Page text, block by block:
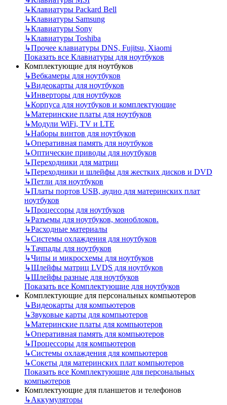
↳Клавиатуры Packard Bell
↳Клавиатуры Samsung
↳Клавиатуры Sony
↳Клавиатуры Toshiba
↳Прочее клавиатуры DNS, Fujitsu, Xiaomi
Показать все Клавиатуры для ноутбуков
Комплектующие для ноутбуков
↳Вебкамеры для ноутбуков
↳Видеокарты для ноутбуков
↳Инверторы для ноутбуков
↳Корпуса для ноутбуков и комплектующие
↳Материнские платы для ноутбуков
↳Модули WiFi, TV и LTE
↳Наборы винтов для ноутбуков
↳Оперативная память для ноутбуков
↳Оптические приводы для ноутбуков
↳Переходники для матриц
↳Переходники и шлейфы для жестких дисков и DVD
↳Петли для ноутбуков
↳Платы портов USB, аудио для материнских плат
ноутбуков
↳Процессоры для ноутбуков
↳Разъемы для ноутбуков, моноблоков.
↳Расходные материалы
↳Системы охлаждения для ноутбуков
↳Тачпады для ноутбуков
↳Чипы и микросхемы для ноутбуков
↳Шлейфы матриц LVDS для ноутбуков
↳Шлейфы разные для ноутбуков
Показать все Комплектующие для ноутбуков
Комплектующие для персональных компьютеров
↳Видеокарты для компьютеров
↳Звуковые карты для компьютеров
↳Материнские платы для компьютеров
↳Оперативная память для компьютеров
↳Процессоры для компьютеров
↳Системы охлаждения для компьютеров
↳Сокеты для материнских плат компьютеров
Показать все Комплектующие для персональных
компьютеров
Комплектующие для планшетов и телефонов
↳Аккумуляторы